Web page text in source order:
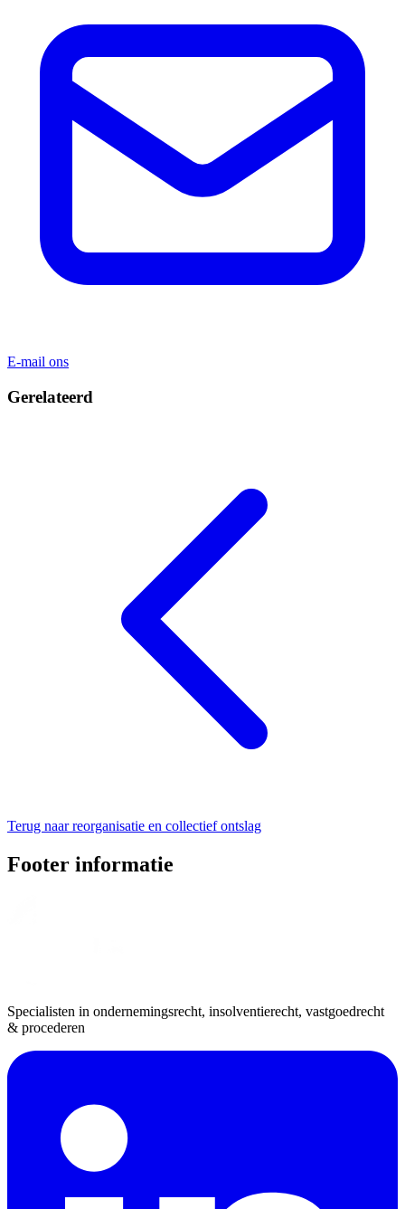
E-mail ons
Gerelateerd
Terug naar reorganisatie en collectief ontslag
Footer informatie
Specialisten in ondernemingsrecht, insolventierecht, vastgoedrecht
& procederen